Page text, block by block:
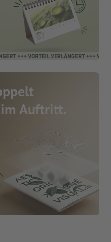
Auftritt.